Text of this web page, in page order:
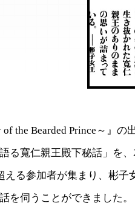
the Bearded Prince～』の
る寬仁親王殿下秘話」を
える参加者が集まり、彬子
を伺うことができました。